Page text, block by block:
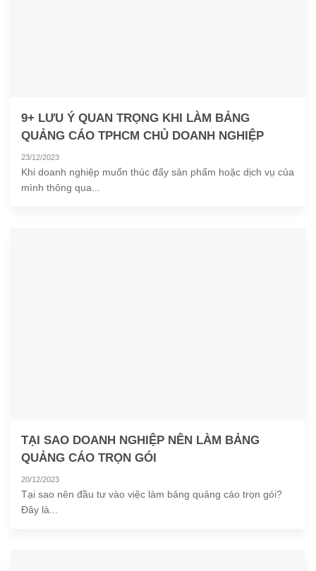
9+ LƯU Ý QUAN TRỌNG KHI LÀM BẢNG
QUẢNG CÁO TPHCM CHỦ DOANH NGHIỆP
KHÔNG NÊN BỎ LỠ
23/12/2023
Khi doanh nghiệp muốn thúc đẩy sản phẩm hoặc dịch vụ của
mình thông qua...
TẠI SAO DOANH NGHIỆP NÊN LÀM BẢNG
QUẢNG CÁO TRỌN GÓI
20/12/2023
Tại sao nên đầu tư vào việc làm bảng quảng cáo trọn gói?
Đây là...